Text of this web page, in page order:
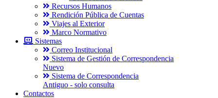
Recursos Humanos
Rendición Pública de Cuentas
Viajes al Exterior
Marco Normativo
Sistemas
Correo Institucional
Sistema de Gestión de Correspondencia
Nuevo
Sistema de Correspondencia
Antiguo - solo consulta
Contactos